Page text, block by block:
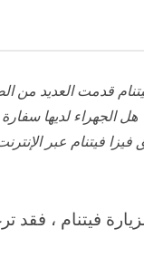
قدمت العديد من
الجهراء لديها
فيتنام عبر
فيتنام ، فقد